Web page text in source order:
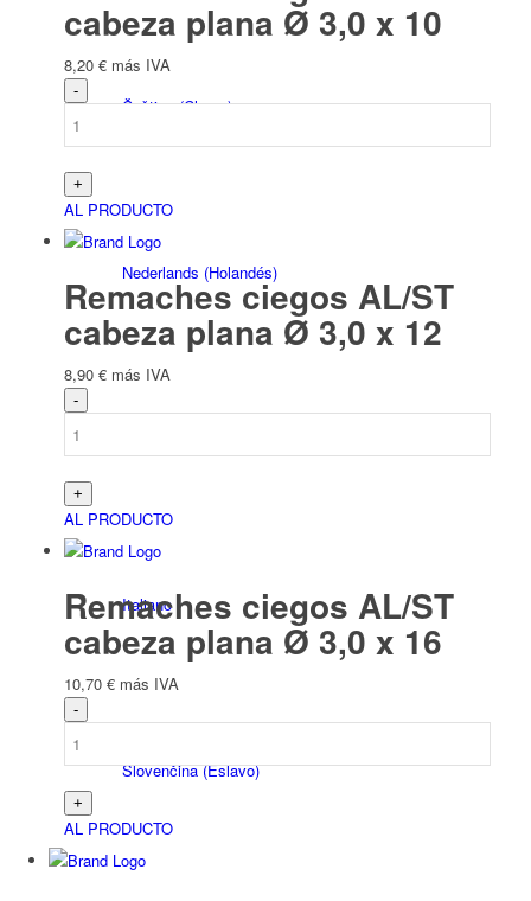
Čeština(Checo)
Nederlands (Holandés)
Italiano
Slovenčina(Eslavo)
cabeza plana Ø 3,0 x 10
8,20 € más IVA
AL PRODUCTO
Remaches ciegos AL/ST
cabeza plana Ø 3,0 x 12
8,90 € más IVA
AL PRODUCTO
Remaches ciegos AL/ST
cabeza plana Ø 3,0 x 16
10,70 € más IVA
AL PRODUCTO